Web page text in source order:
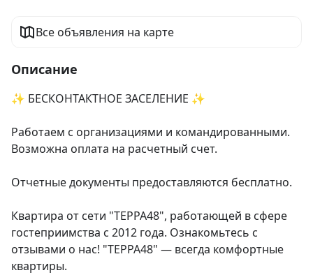
Все объявления на карте
Описание
✨ БЕСКОНТАКТНОЕ ЗАСЕЛЕНИЕ ✨
Работаем с организациями и командированными.
Возможна оплата на расчетный счет.
Отчетные документы предоставляются бесплатно.
Квартира от сети "ТЕРРА48", работающей в сфере
гостеприимства с 2012 года. Ознакомьтесь с
отзывами о нас! "ТЕРРА48" — всегда комфортные
квартиры.